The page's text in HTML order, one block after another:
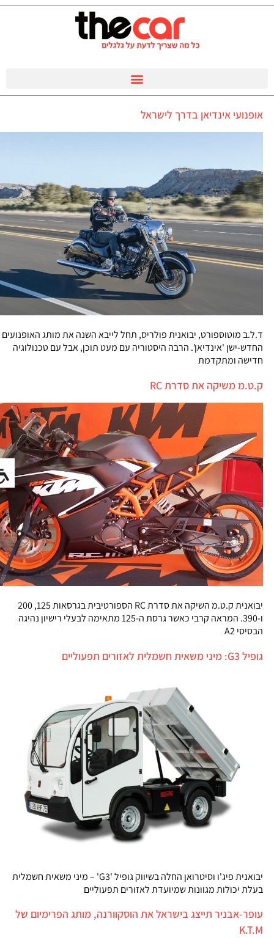
אופנועי אינדיאן בדרך לישראל
ד.ל.ב מוטוספורט, יבואנית פולריס, תחל לייבא השנה את מותג האופנועים
החדש-ישן 'אינדיאן'. הרבה היסטוריה עם מעט תוכן, אבל עם טכנולוגיה
חדישה ומתקדמת
ק.ט.מ משיקה את סדרת RC
יבואנית ק.ט.מ השיקה את סדרת RC הספורטיבית בגרסאות 125, 200
ו-390. המראה קרבי כאשר גרסת ה-125 מתאימה לבעלי רישיון נהיגה
הבסיסי A2
גופיל G3: מיני משאית חשמלית לאזורים תפעוליים
יבואנית פיג'ו וסיטרואן החלה בשיווק גופיל 'G3' – מיני משאית חשמלית
בעלת יכולות מגוונות שמיועדת לאזורים תפעוליים
עופר-אבניר תייצג בישראל את הוסקוורנה, מותג הפרימיום של
K.T.M